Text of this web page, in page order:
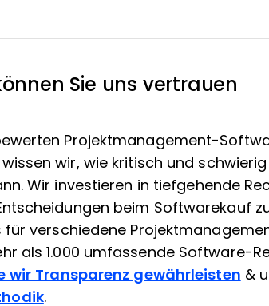
Sie uns vertrauen
Projektmanagement-
wir, wie kritisch und
Wir investieren in tiefgehende
beim Softwarekauf
für verschiedene
als 1.000 umfassende Software-
wir Transparenz gewährleisten &
.